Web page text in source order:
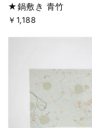
★鍋敷き 青竹
￥1,188